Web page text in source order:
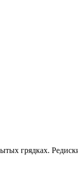
грядках.